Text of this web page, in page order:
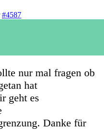
#4587
nur mal fragen ob
hat
geht es
Danke für